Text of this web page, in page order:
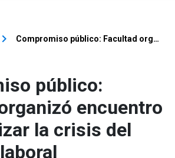
keyboard_arrow_right Compromiso público: Facultad organizó encuentro para analizar la crisis del mercado laboral
público:
encuentro
la crisis del